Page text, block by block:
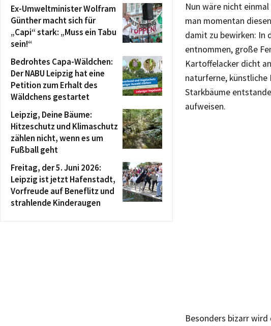
Nun wäre nicht
man momentan
damit zu bewirken: In
entnommen, große
Kartoffelacker dicht
naturferne, künstliche
Starkbäume
aufweisen.
Besonders bizarr
Ex-Umweltminister Wolfram
Günther macht sich für
„Capi“ stark: „Muss ein Tabu
sein!“
Bedrohtes Capa-Wäldchen:
Der NABU Leipzig hat eine
Petition zum Erhalt des
Wäldchens gestartet
Leipzig, Deine Bäume:
Hitzeschutz und Klimaschutz
zählen nicht, wenn es um
Fußball geht
Freitag, der 5. Juni 2026:
Leipzig ist jetzt Hafenstadt,
Vorfreude auf Beneflitz und
strahlende Kinderaugen